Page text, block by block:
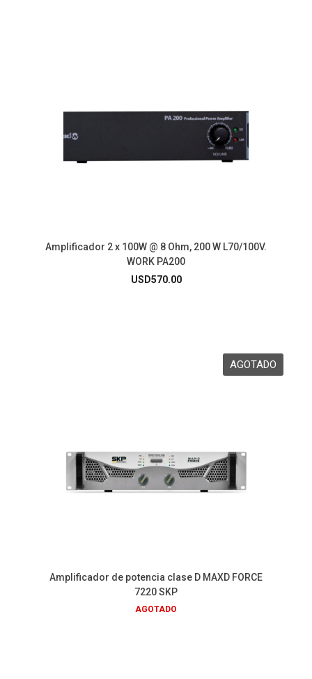
Amplificador 2 x 100W @ 8 Ohm, 200 W L70/100V.
WORK PA200
USD570.00
Amplificador de potencia clase D MAXD FORCE
7220 SKP
AGOTADO